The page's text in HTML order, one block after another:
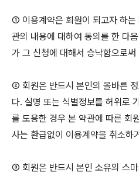
① 이용계약은 회원이 되고자 하
관의 내용에 대하여 동의를 한 다
가 그 신청에 대해서 승낙함으로써
② 회원은 반드시 본인의 올바른
다. 실명 또는 식별정보를 허위로
를 도용한 경우 본 약관에 따른 회
사는 환급없이 이용계약을 취소하
③ 회원은 반드시 본인 소유의 스